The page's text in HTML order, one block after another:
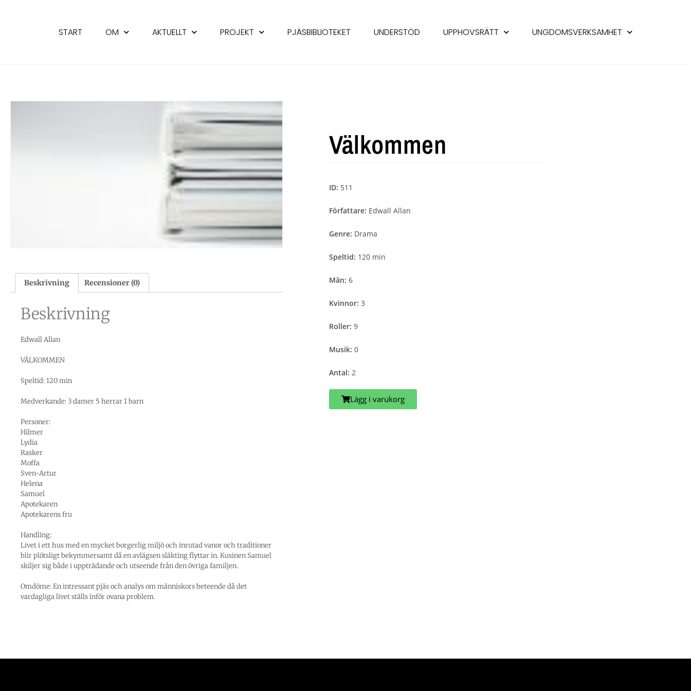
START OM AKTUELLT PROJEKT PJÄSBIBLIOTEKET UNDERSTÖD UPPHOVSRÄTT UNGDOMSVERKSAMHET
Beskrivning Recensioner (0)
Beskrivning
Edwall Allan
VÄLKOMMEN
Speltid: 120 min
Medverkande: 3 damer 5 herrar 1 barn
Personer:
Hilmer
Lydia
Rasker
Moffa
Sven-Artur
Helena
Samuel
Apotekaren
Apotekarens fru
Handling:
Livet i ett hus med en mycket borgerlig miljö och inrutad vanor och traditioner
blir plötsligt bekymmersamt då en avlägsen släkting flyttar in. Kusinen Samuel
skiljer sig både i uppträdande och utseende från den övriga familjen.
Omdöme: En intressant pjäs och analys om människors beteende då det
vardagliga livet ställs inför ovana problem.
Välkommen
ID: 511
Författare: Edwall Allan
Genre: Drama
Speltid: 120 min
Män: 6
Kvinnor: 3
Roller: 9
Musik: 0
Antal: 2
Lägg i varukorg